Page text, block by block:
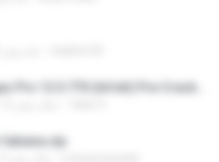
fabiana.zip